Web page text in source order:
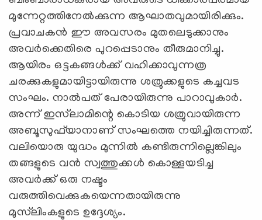
മുന്നേറ്റത്തിനേല്‍ക്കുന്ന ആഘാതവുമായിരിക്കും.
പ്രവാചകന്‍ ഈ അവസരം മുതലെടുക്കാനും
അവര്‍ക്കെതിരെ പുറപ്പെടാനും തീരുമാനിച്ചു.
ആയിരം ഒട്ടകങ്ങള്‍ക്ക് വഹിക്കാവുന്നത്ര
ചരക്കുകളുമായിട്ടായിരുന്നു ശത്രുക്കളുടെ കച്ചവട
സംഘം. നാല്‍പത് പേരായിരുന്നു പാറാവുകാര്‍.
അന്ന് ഇസ്‌ലാമിന്റെ കൊടിയ ശത്രുവായിരുന്ന
അബൂസുഫ്‌യാനാണ് സംഘത്തെ നയിച്ചിരുന്നത്.
വലിയൊരു യുദ്ധം മുന്നില്‍ കണ്ടിരുന്നില്ലെങ്കിലും
തങ്ങളുടെ വന്‍ സ്വത്തുക്കള്‍ കൊള്ളയടിച്ച
അവര്‍ക്ക് ഒരു നഷ്ടം
വരുത്തിവെക്കുകയെന്നതായിരുന്നു
മുസ്‌ലിംകളുടെ ഉദ്ദേശ്യം.